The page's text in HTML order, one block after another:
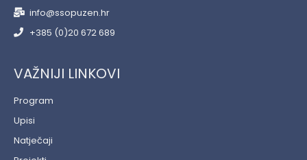
info@ssopuzen.hr
+385 (0)20 672 689
VAŽNIJI LINKOVI
Program
Upisi
Natječaji